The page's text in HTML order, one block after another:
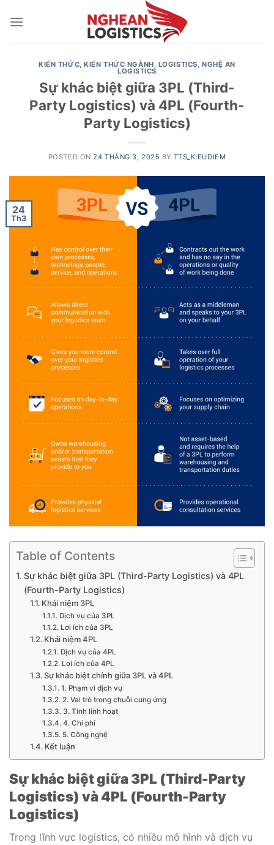
KIẾN THỨC,KIẾN THỨC NGÀNH, LOGISTICS, NGHỆ AN
LOGISTICS
Sự khác biệt giữa 3PL (Third-
Party Logistics) và 4PL (Fourth-
Party Logistics)
POSTED ON 24 THÁNG 3, 2025 BY TTS_KIEUDIEM
24
Th3
Table of Contents
Sự khác biệt giữa 3PL (Third-Party Logistics) và 4PL
(Fourth-Party Logistics)
Khái niệm 3PL
Dịch vụ của 3PL
Lợi ích của 3PL
Khái niệm 4PL
Dịch vụ của 4PL
Lợi ích của 4PL
Sự khác biệt chính giữa 3PL và 4PL
1. Phạm vi dịch vụ
2. Vai trò trong chuỗi cung ứng
3. Tính linh hoạt
4. Chi phí
5. Công nghệ
Kết luận
Sự khác biệt giữa 3PL (Third-Party
Logistics) và 4PL (Fourth-Party
Logistics)
Trong lĩnh vực logistics, có nhiều mô hình và dịch vụ